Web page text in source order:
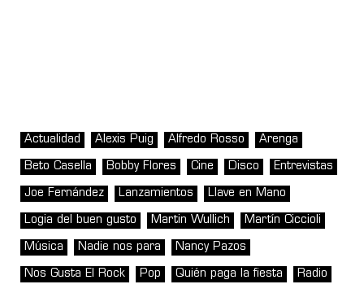
Actualidad Alexis Puig Alfredo Rosso Arenga
Beto Casella Bobby Flores Cine Disco Entrevistas
Joe Fernández Lanzamientos Llave en Mano
Logia del buen gusto Martin Wullich Martín Ciccioli
Música Nadie nos para Nancy Pazos
Nos Gusta El Rock Pop Quién paga la fiesta Radio